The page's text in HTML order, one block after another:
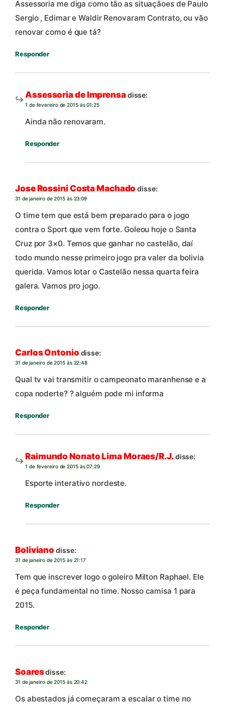
Assessoria me diga como tão as situaçãoes de Paulo
Sergio , Edimar e Waldir Renovaram Contrato, ou vão
renovar como é que tá?
Responder
Assessoria de Imprensadisse:
1 de fevereiro de 2015 às 01:25
Ainda não renovaram.
Responder
Jose Rossini Costa Machado disse:
31 de janeiro de 2015 às 23:09
O time tem que está bem preparado para o jogo
contra o Sport que vem forte. Goleou hoje o Santa
Cruz por 3×0. Temos que ganhar no castelão, daí
todo mundo nesse primeiro jogo pra valer da bolivia
querida. Vamos lotar o Castelão nessa quarta feira
galera. Vamos pro jogo.
Responder
Carlos Ontonio disse:
31 de janeiro de 2015 às 22:48
Qual tv vai transmitir o campeonato maranhense e a
copa noderte? ? alguém pode mi informa
Responder
Raimundo Nonato Lima Moraes/R.J.disse:
1 de fevereiro de 2015 às 07:29
Esporte interativo nordeste.
Responder
Boliviano disse:
31 de janeiro de 2015 às 21:17
Tem que inscrever logo o goleiro Milton Raphael. Ele
é peça fundamental no time. Nosso camisa 1 para
2015.
Responder
Soaresdisse:
31 de janeiro de 2015 às 20:42
Os abestados já começaram a escalar o time no